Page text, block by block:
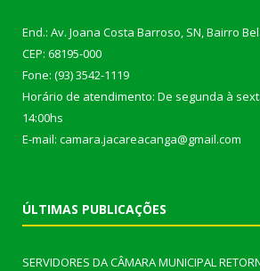
End.: Av. Joana Costa Barroso, SN, Bairro
CEP: 68195-000
Fone: (93) 3542-1119
Horário de atendimento: De segunda à
14:00hs
E-mail: camara.jacareacanga@gmail.com
ÚLTIMAS PUBLICAÇÕES
SERVIDORES DA CÂMARA MUNICIPAL